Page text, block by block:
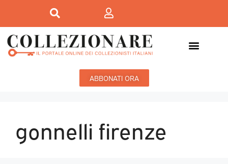
ABBONATI ORA
gonnelli firenze